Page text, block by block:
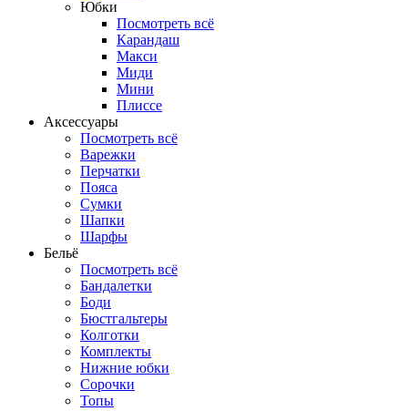
Юбки
Посмотреть всё
Карандаш
Макси
Миди
Мини
Плиссе
Аксессуары
Посмотреть всё
Варежки
Перчатки
Пояса
Сумки
Шапки
Шарфы
Бельё
Посмотреть всё
Бандалетки
Боди
Бюстгальтеры
Колготки
Комплекты
Нижние юбки
Сорочки
Топы